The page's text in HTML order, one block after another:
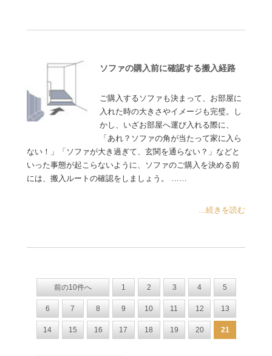
ソファの購入前に確認する搬入経路
ご購入するソファも決まって、お部屋に
入れた時の大きさやイメージも完璧。し
かし、いざお部屋へ運び入れる際に、
「あれ？ソファの角が当たって家に入ら
ない！」「ソファが大き過ぎて、玄関を通らない？」などと
いった事態が起こらないように、ソファのご購入を決める前
には、搬入ルートの確認をしましょう。 ……
...続きを読む
前の10件へ 1 2 3 4 5
6 7 8 9 10 11 12 13
14 15 16 17 18 19 20 21